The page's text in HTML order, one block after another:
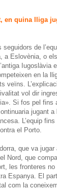
en quina lliga
de
a Eslovènia, o
Iugoslàvia
en la
veïns.
vol dir
Si fos pel fins
jugant
L’equip
el Porto.
que va
Nord, que
les fronteres
Espanya. El
com la